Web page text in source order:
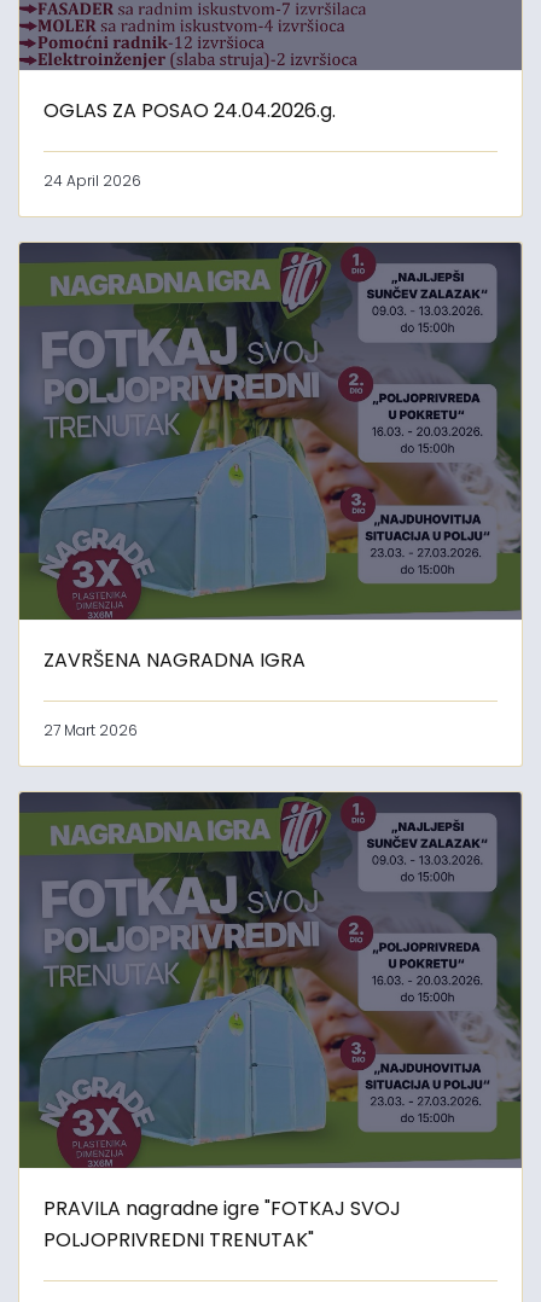
OGLAS ZA POSAO 24.04.2026.g.
24 April 2026
ZAVRŠENA NAGRADNA IGRA
27 Mart 2026
PRAVILA nagradne igre "FOTKAJ SVOJ
POLJOPRIVREDNI TRENUTAK"